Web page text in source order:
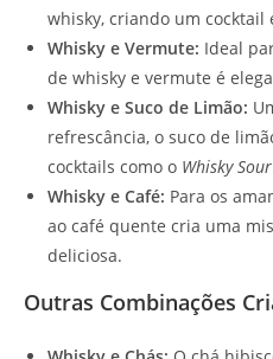
whisky, criando um cocktail
Whisky e Vermute: Ideal
de whisky e vermute é
Whisky e Suco de Limão:
refrescância, o suco de
cocktails como o Whisky Sour
Whisky e Café: Para os
ao café quente cria uma
deliciosa.
Outras Combinações